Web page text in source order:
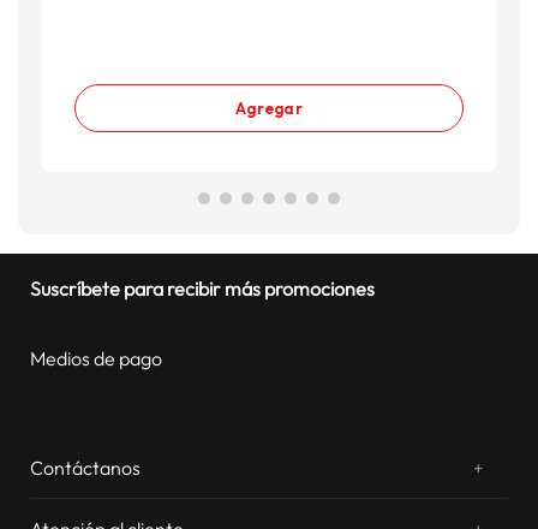
Agregar
Suscríbete para recibir más promociones
Medios de pago
Contáctanos +